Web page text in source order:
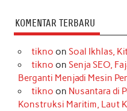
KOMENTAR TERBARU
tikno on Soal Ikhlas,
tikno on Senja SEO,
Berganti Menjadi Mesin
tikno on Nusantara di
Konstruksi Maritim, Laut